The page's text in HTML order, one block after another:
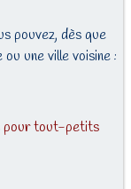
pouvez, dès que
une ville voisine :
pour tout-petits